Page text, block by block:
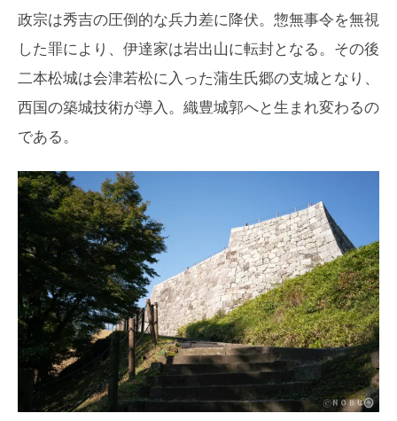
政宗は秀吉の圧倒的な兵力差に降伏。惣無事令を無視
した罪により、伊達家は岩出山に転封となる。その後
二本松城は会津若松に入った蒲生氏郷の支城となり、
西国の築城技術が導入。織豊城郭へと生まれ変わるの
である。